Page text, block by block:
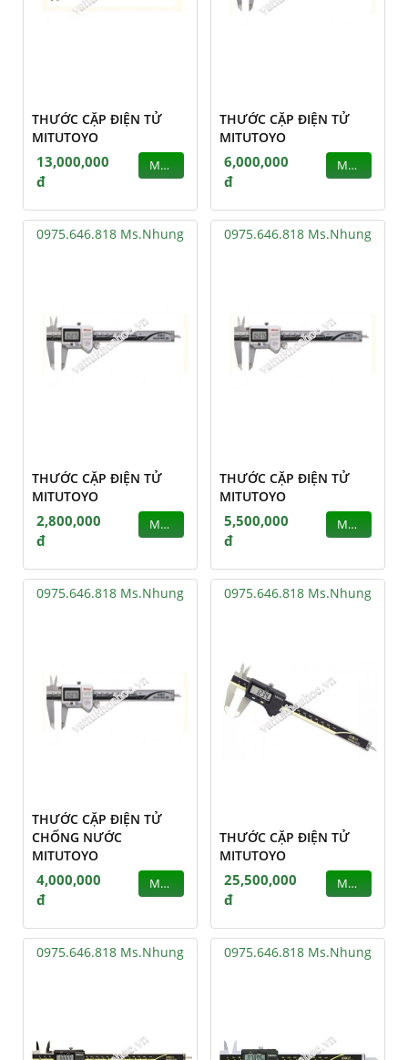
THƯỚC CẶP ĐIỆN TỬ
MITUTOYO
13,000,000
đ
MUA
THƯỚC CẶP ĐIỆN TỬ
MITUTOYO
6,000,000
đ
MUA
0975.646.818 Ms.Nhung
THƯỚC CẶP ĐIỆN TỬ
MITUTOYO
2,800,000
đ
MUA
0975.646.818 Ms.Nhung
THƯỚC CẶP ĐIỆN TỬ
MITUTOYO
5,500,000
đ
MUA
0975.646.818 Ms.Nhung
THƯỚC CẶP ĐIỆN TỬ
CHỐNG NƯỚC
MITUTOYO
4,000,000
đ
MUA
0975.646.818 Ms.Nhung
THƯỚC CẶP ĐIỆN TỬ
MITUTOYO
25,500,000
đ
MUA
0975.646.818 Ms.Nhung 0975.646.818 Ms.Nhung